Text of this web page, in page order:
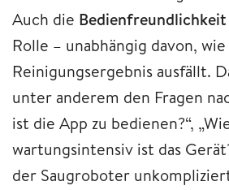
Auch die Bedienfreundlichkeit
Rolle – unabhängig davon,
Reinigungsergebnis ausfällt.
unter anderem den Fragen
ist die App zu bedienen?“,
wartungsintensiv ist das
der Saugroboter